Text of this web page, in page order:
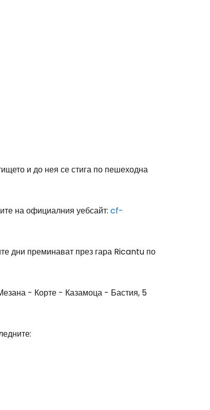
и до нея се стига по пешеходна
на официалния уебсайт: cf-
дни преминават през гара Ricantu по
- Корте - Казамоца - Бастия, 5
с Facebook